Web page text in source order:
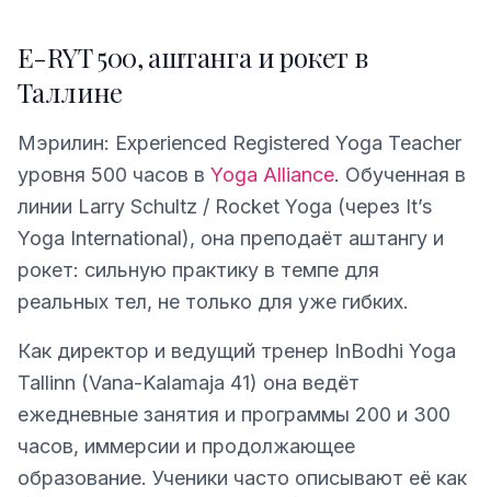
E-RYT 500, аштанга и рокет в
Таллине
Мэрилин: Experienced Registered Yoga Teacher
уровня 500 часов в Yoga Alliance. Обученная в
линии Larry Schultz / Rocket Yoga (через It’s
Yoga International), она преподаёт аштангу и
рокет: сильную практику в темпе для
реальных тел, не только для уже гибких.
Как директор и ведущий тренер InBodhi Yoga
Tallinn (Vana-Kalamaja 41) она ведёт
ежедневные занятия и программы 200 и 300
часов, иммерсии и продолжающее
образование. Ученики часто описывают её как